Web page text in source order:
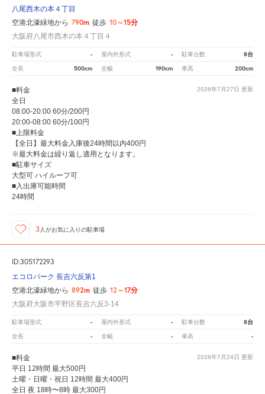
八尾西木の本４丁目
空港北濠緑地から 790m 徒歩 10～15分
大阪府八尾市西木の本４丁目４
駐車場形式 - 屋内外形式 - 駐車台数 8台
全長 500cm 全幅 190cm 車高 200cm
2026年7月27日 更新
■料金
全日
08:00-20:00 60分/200円
20:00-08:00 60分/100円
■上限料金
【全日】最大料金入庫後24時間以内400円
※最大料金は繰り返し適用となります。
■駐車サイズ
大型可 ハイルーフ可
■入出庫可能時間
24時間
3人がお気に入りの駐車場
ID:305172293
エコロパーク 長吉六反第1
空港北濠緑地から 892m 徒歩 12～17分
大阪府大阪市平野区長吉六反3-14
駐車場形式 - 屋内外形式 - 駐車台数 8台
全長 - 全幅 - 車高 -
2026年7月24日 更新
■料金
平日 12時間 最大500円
土曜・日曜・祝日 12時間 最大400円
全日 夜 18時〜8時 最大300円